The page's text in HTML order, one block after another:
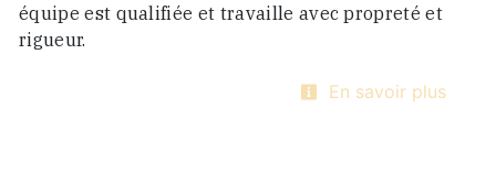
équipe est qualifiée et travaille avec propreté et
rigueur.
En savoir plus